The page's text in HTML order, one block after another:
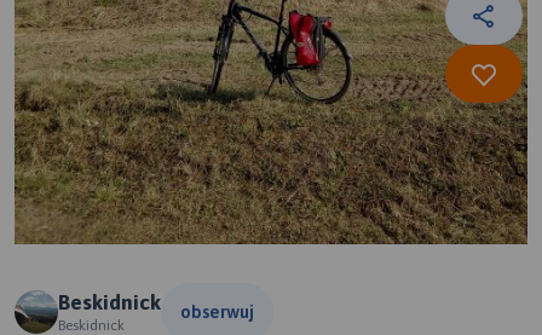
Beskidnick
Beskidnick
obserwuj